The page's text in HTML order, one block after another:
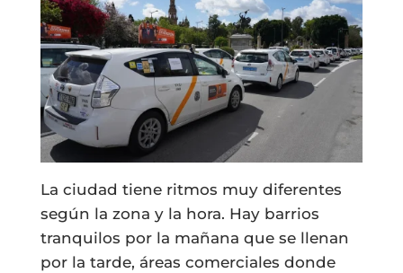
La ciudad tiene ritmos muy diferentes
según la zona y la hora. Hay barrios
tranquilos por la mañana que se llenan
por la tarde, áreas comerciales donde